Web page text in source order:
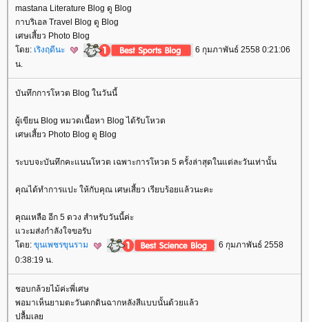
mastana Literature Blog ดู Blog
กาบริเอล Travel Blog ดู Blog
เศษเสี้ยว Photo Blog
ดย: เริงฤดีนะ
6 กุมภาพันธ์ 2558 0:21:06
น.
บันทึกการโหวต Blog ในวันนี้
ผู้เขียน Blog หมวดเนื้อหา Blog ได้รับโหวต
เศษเสี้ยว Photo Blog ดู Blog
ระบบจะบันทึกคะแนนโหวต เฉพาะการโหวต 5 ครั้งล่าสุดในแต่ละวันเท่านั้น
คุณได้ทำการแปะ ให้กับคุณ เศษเสี้ยว เรียบร้อยแล้วนะคะ
คุณเหลือ อีก 5 ดวง สำหรับวันนี้ค่ะ
วะมส่งกำลังใจขอรับ
ดย: ขุนเพชรขุนราม
6 กุมภาพันธ์ 2558
0:38:19 น.
ชอบกล้วยไม้ค่ะพี่เศษ
พอมาเห็นยามตะวันตกดินฉากหลังสีแบบนั้นด้วยแล้ว
ปลื้มเล